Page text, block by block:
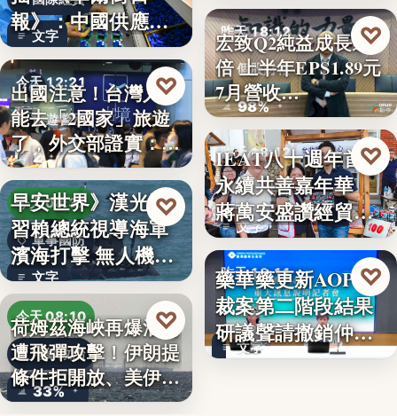
文字
報》：中國供應沒
斷鏈，反而…
今天 12:21
旅遊警示
2
出國注意！台灣人不
能去「2國家」旅遊
了，外交部證實：拒
絕…
♡
今天 08:37
軍事國防
文字
早安世界》漢光演
習賴總統視導海軍
濱海打擊 無人機秀
攻擊力
♡
今天 08:10
地緣政治
33%
荷姆茲海峽再爆油輪
遭飛彈攻擊！伊朗提
條件拒開放、美伊談
判…
♡
昨天 18:12
個股財報
98%
宏致Q2純益成長近1
倍 上半年EPS1.89元
7月營收…
♡
昨天 18:12
永續共善
文字
IEAT八十週年首辦
永續共善嘉年華
蔣萬安盛讚經貿公
益打…
♡
昨天 18:11
財經
文字
藥華藥更新AOP仲
裁案第二階段結果
研議聲請撤銷仲裁
判斷
♡